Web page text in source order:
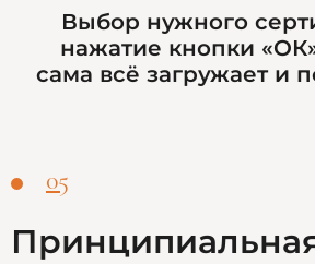
Выбор нужного
нажатие кнопки
сама всё загружает и
05